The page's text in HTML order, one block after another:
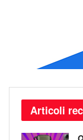
Articoli